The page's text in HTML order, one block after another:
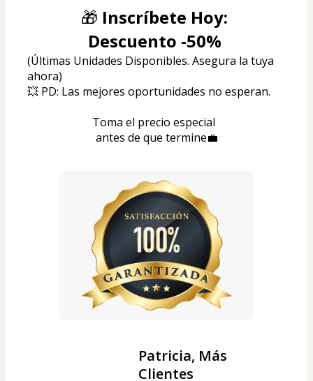
🎁 Inscríbete Hoy:
Descuento -50%
(Últimas Unidades Disponibles. Asegura la tuya
ahora)
💥 PD: Las mejores oportunidades no esperan.
Toma el precio especial
antes de que termine💼
Patricia, Más
Clientes